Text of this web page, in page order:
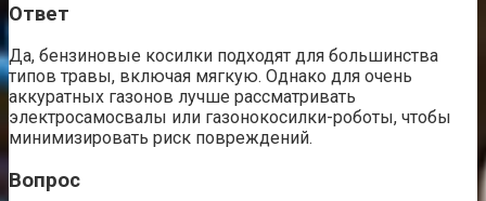
Ответ
Да, бензиновые косилки подходят для большинства
типов травы, включая мягкую. Однако для очень
аккуратных газонов лучше рассматривать
электросамосвалы или газонокосилки-роботы, чтобы
минимизировать риск повреждений.
Вопрос